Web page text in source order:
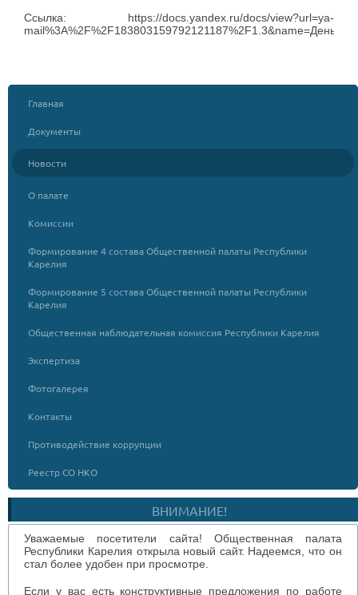
Ссылка: https://docs.yandex.ru/docs/view?url=ya-
Главная
Документы
Новости
О палате
Комиссии
Формирование 4 состава Общественной палаты Республики
Карелия
Формирование 5 состава Общественной палаты Республики
Карелия
Общественная наблюдательная комиссия Республики Карелия
Экспертиза
Фотогалерея
Контакты
Противодействие коррупции
Реестр СО НКО
ВНИМАНИЕ!
Уважаемые посетители сайта! Общественная палата
Республики Карелия открыла новый сайт. Надеемся, что он
стал более удобен при просмотре.
Если у вас есть конструктивные предложения по работе